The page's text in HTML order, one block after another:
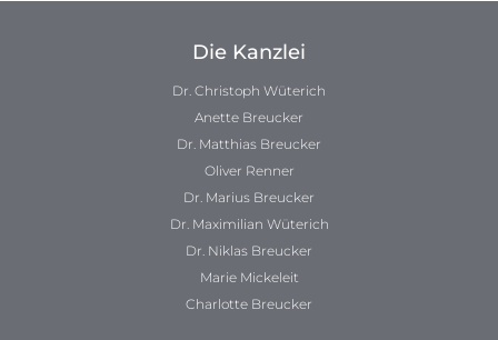
Die Kanzlei
Dr. Christoph Wüterich
Anette Breucker
Dr. Matthias Breucker
Oliver Renner
Dr. Marius Breucker
Dr. Maximilian Wüterich
Dr. Niklas Breucker
Marie Mickeleit
Charlotte Breucker